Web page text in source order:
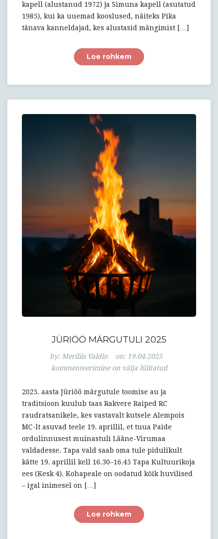
kapell (alustanud 1972) ja Simuna kapell (asutatud
1985), kui ka uuemad kooslused, näiteks Pika
tänava kanneldajad, kes alustasid mängimist […]
Loe rohkem
JÜRIÖÖ MÄRGUTULI 2025
by: Meriliis Valdlo on: 19.04.2025
kommenteerimine on välja lülitatud
2025. aasta Jüriöö märgutule toomise au ja
traditsioon kuulub taas Rakvere Raiped RC
raudratsanikele, kes vastavalt kutsele Alempois
MC-lt asuvad teele 19. aprillil, et tuua Paide
ordulinnusest muinastuli Lääne-Virumaa
valdadesse. Tapa vald saab oma tule pidulikult
kätte 19. aprillil kell 16.30–16.45 Tapa Kultuurikoja
ees (Kesk 4). Kohapeale on oodatud kõik huvilised
– igal inimesel on […]
Loe rohkem